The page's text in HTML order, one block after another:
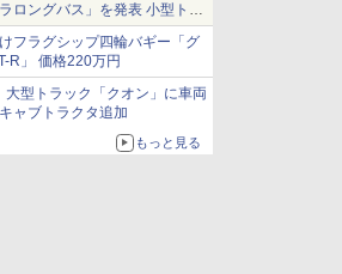
ロングバス」を発表 小型トラ
・旅客輸送向けバス
フラグシップ四輪バギー「グ
R」 価格220万円
大型トラック「クオン」に車両
ャブトラクタ追加
もっと見る